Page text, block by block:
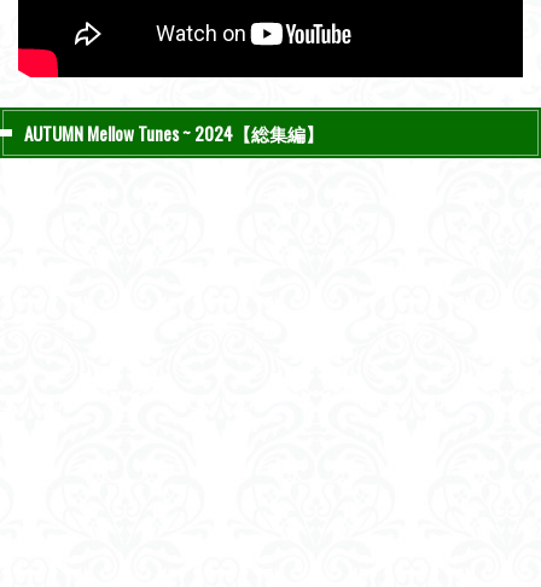
AUTUMN Mellow Tunes ~ 2024【総集編】